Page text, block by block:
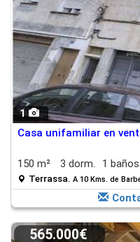
1
Casa unifamiliar en
150 m² 3 dorm. 1 baños
Terrassa. A 10 Kms. de
565.000€